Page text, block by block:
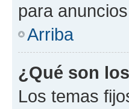
para
Arriba
¿Qué son
Los temas